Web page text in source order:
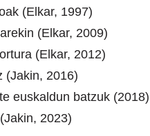
(Elkar, 1997)
(Elkar, 2009)
(Elkar, 2012)
(Jakin, 2016)
euskaldun batzuk (2018)
2023)